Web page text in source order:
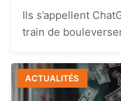
Ils s’appellent
train de
ACTUALITÉS